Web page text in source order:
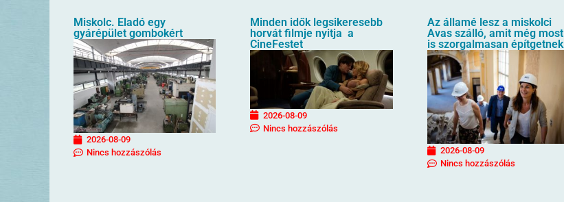
Miskolc. Eladó egy
gyárépület gombokért
2026-08-09
Nincs hozzászólás
Minden idők legsikeresebb
horvát filmje nyitja a
CineFestet
2026-08-09
Nincs hozzászólás
Az államé lesz a miskolci
Avas szálló, amit még most
is szorgalmasan építgetnek
2026-08-09
Nincs hozzászólás